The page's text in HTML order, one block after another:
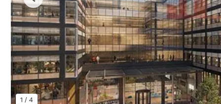
1 / 4
Previous